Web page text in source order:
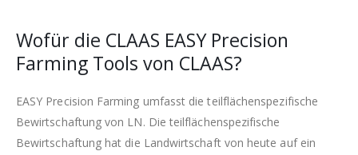
Wofür die CLAAS EASY Precision
Farming Tools von CLAAS?
EASY Precision Farming umfasst die teilflächenspezifische
Bewirtschaftung von LN. Die teilflächenspezifische
Bewirtschaftung hat die Landwirtschaft von heute auf ein